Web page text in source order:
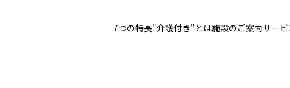
7つの特長"介護付き"とは施設のご案内サー